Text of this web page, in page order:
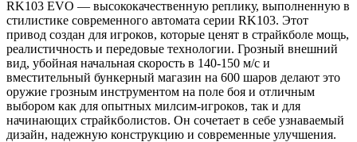
RK103 EVO — высококачественную реплику, выполненную в
стилистике современного автомата серии RK103. Этот
привод создан для игроков, которые ценят в страйкболе мощь,
реалистичность и передовые технологии. Грозный внешний
вид, убойная начальная скорость в 140-150 м/с и
вместительный бункерный магазин на 600 шаров делают это
оружие грозным инструментом на поле боя и отличным
выбором как для опытных милсим-игроков, так и для
начинающих страйкболистов. Он сочетает в себе узнаваемый
дизайн, надежную конструкцию и современные улучшения.